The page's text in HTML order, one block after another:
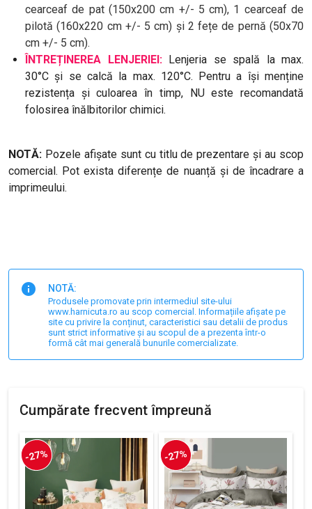
cearceaf de pat (150x200 cm +/- 5 cm), 1 cearceaf de
pilotă (160x220 cm +/- 5 cm) și 2 fețe de pernă (50x70
cm +/- 5 cm).
ÎNTREȚINEREA LENJERIEI: Lenjeria se spală la max.
30°C și se calcă la max. 120°C. Pentru a își menține
rezistența și culoarea în timp, NU este recomandată
folosirea înălbitorilor chimici.
NOTĂ: Pozele afișate sunt cu titlu de prezentare și au scop
comercial. Pot exista diferențe de nuanță și de încadrare a
imprimeului.
NOTĂ:
Produsele promovate prin intermediul site-ului
www.harnicuta.ro au scop comercial. Informațiile afișate pe
site cu privire la conținut, caracteristici sau detalii de produs
sunt strict informative și au scopul de a prezenta într-o
formă cât mai generală bunurile comercializate.
Cumpărate frecvent împreună
-27% -27%